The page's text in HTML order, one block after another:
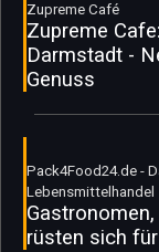
Zupreme Café
Zupreme
Darmstadt -
Genuss
Pack4Food24.de -
Lebensmittelhandel
rüsten sich